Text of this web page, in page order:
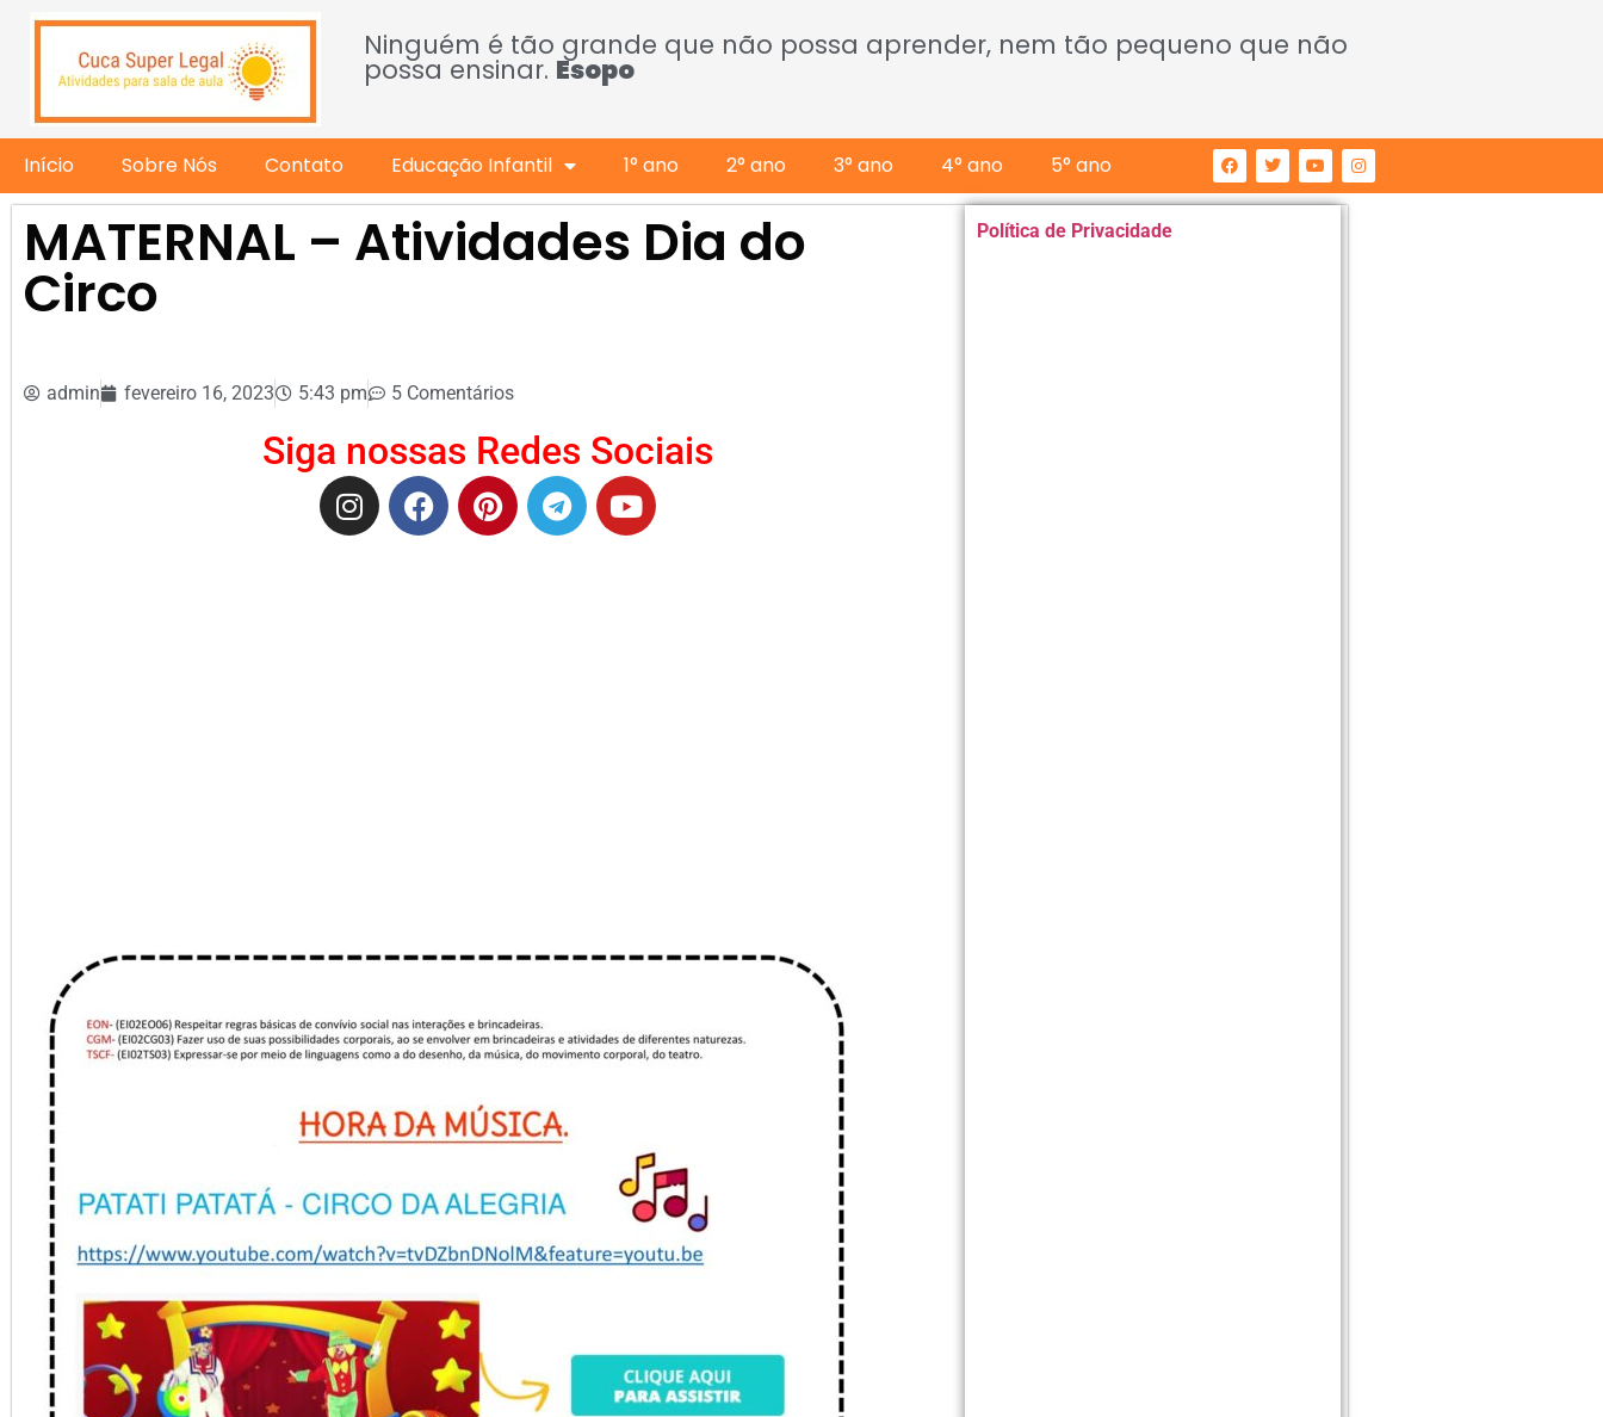
Ninguém é tão grande que não possa aprender, nem tão pequeno que não
possa ensinar. Esopo
Início Sobre Nós Contato Educação Infantil 1° ano 2° ano 3° ano 4° ano 5° ano
MATERNAL – Atividades Dia do
Circo
admin fevereiro 16, 2023 5:43 pm 5 Comentários
Siga nossas Redes Sociais
Política de Privacidade